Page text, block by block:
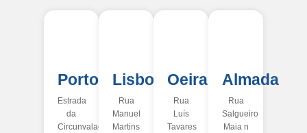
Porto
Estrada
da
Circunvalação
Lisboa
Rua
Manuel
Martins
Oeiras
Rua
Luís
Tavares
Almada
Rua
Salgueiro
Maia n